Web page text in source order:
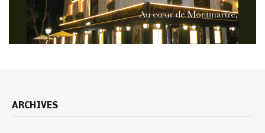
ARCHIVES